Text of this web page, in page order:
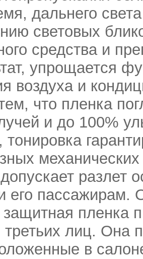
дальнего
световых
средства и
упрощается
воздуха и
что пленка
и до 100%
разлет
его пассажирам.
защитная пленка
третьих лиц. Она
в